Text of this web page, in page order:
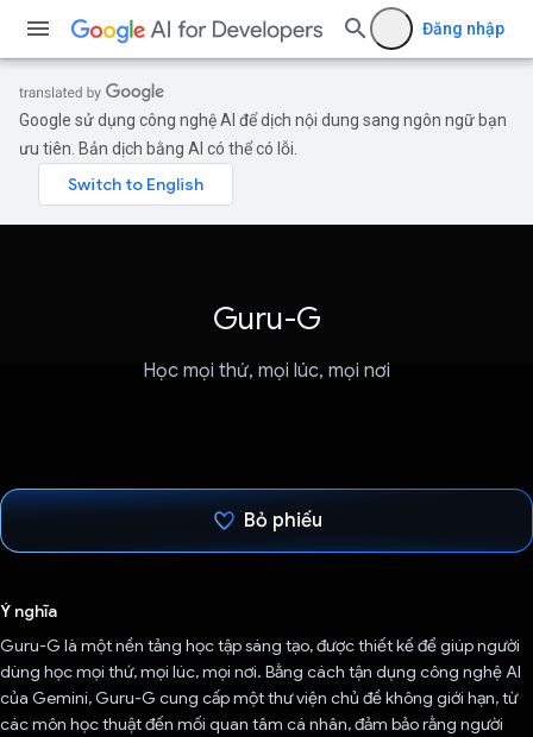
Đăng nhập
Google sử dụng công nghệ AI để dịch nội dung sang ngôn ngữ bạn
ưu tiên. Bản dịch bằng AI có thể có lỗi.
Guru-G
Học mọi thứ, mọi lúc, mọi nơi
Bỏ phiếu
Ý nghĩa
Guru-G là một nền tảng học tập sáng tạo, được thiết kế để giúp người
dùng học mọi thứ, mọi lúc, mọi nơi. Bằng cách tận dụng công nghệ AI
của Gemini, Guru-G cung cấp một thư viện chủ đề không giới hạn, từ
các môn học thuật đến mối quan tâm cá nhân, đảm bảo rằng người